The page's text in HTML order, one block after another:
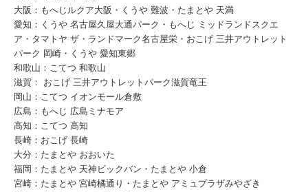
大阪：もへじルクア大阪・くうや 難波・たまとや 天満
愛知：くうや 名古屋久屋大通パーク・もへじ ミッドランドスクエ
ア・タマトヤ ザ・ランドマーク名古屋栄・おこげ 三井アウトレット
パーク 岡崎・くうや 愛知東郷
和歌山：こてつ 和歌山
滋賀： おこげ 三井アウトレットパーク滋賀竜王
岡山：こてつ イオンモール倉敷
広島：もへじ 広島ミナモア
高知：こてつ 高知
長崎：おこげ 長崎
大分：たまとや おおいた
福岡：たまとや 天神ビックバン・たまとや 小倉
宮崎：たまとや 宮崎橘通り・たまとや アミュプラザみやざき